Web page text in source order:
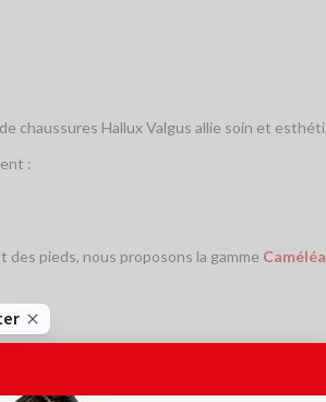
chaussures Hallux Valgus allie soin et
:
pieds, nous proposons la gamme
chausser peut devenir contraignant, peu
et le soin qu’elles recherchent sans
l’Hallux Valgus, avec soin et discrétion.